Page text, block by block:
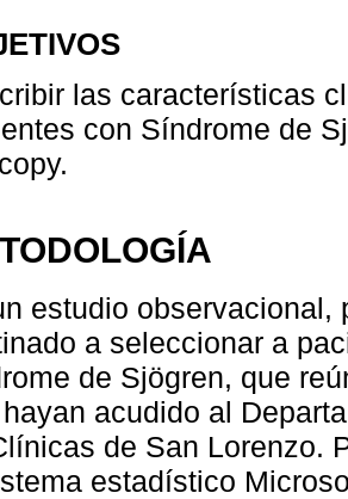
las características
con Síndrome de
estudio
a seleccionar a
de Sjögren, que
acudido al
de San Lorenzo.
estadístico